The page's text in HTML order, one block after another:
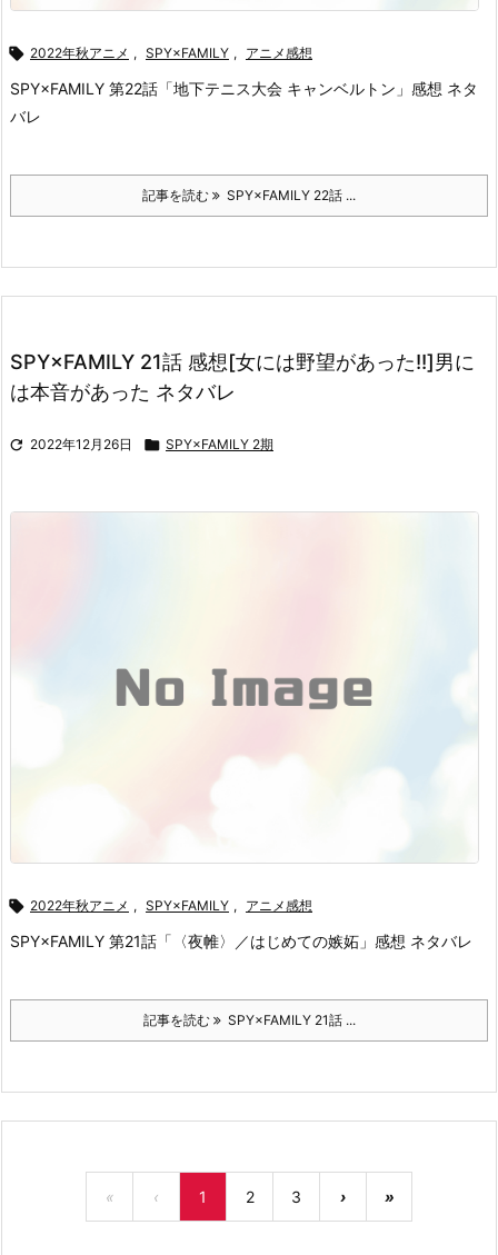
 2022年秋アニメ , SPY×FAMILY , アニメ感想
SPY×FAMILY 第22話「地下テニス大会 キャンベルトン」感想 ネタ
バレ
記事を読む SPY×FAMILY 22話 ...
SPY×FAMILY 21話 感想[女には野望があった!!]男に
は本音があった ネタバレ
 2022年12月26日  SPY×FAMILY 2期
 2022年秋アニメ , SPY×FAMILY , アニメ感想
SPY×FAMILY 第21話「〈夜帷〉／はじめての嫉妬」感想 ネタバレ
記事を読む SPY×FAMILY 21話 ...
« ‹ 1 2 3 › »